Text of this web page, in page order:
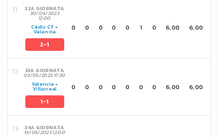
32A GIORNATA
30/04/2023
12:00
Cádiz CF-
Valencia
2-1
0 0 0 0 0 1 0 6,00 6,00
33A GIORNATA
03/05/2023 17:30
Valencia -
Villarreal
1-1
0 0 0 0 0 0 0 6,00 6,00
34A GIORNATA
14/05/2023 12:00